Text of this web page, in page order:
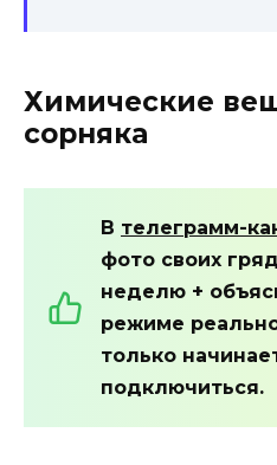
Химические
сорняка
В телеграмм-
фото своих
неделю +
режиме
только
подключиться.